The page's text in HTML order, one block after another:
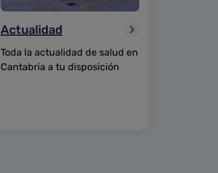
Actualidad
Toda la actualidad de salud en
Cantabria a tu disposición